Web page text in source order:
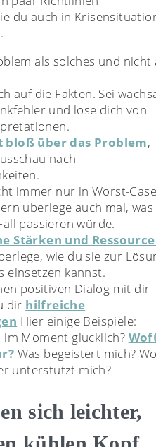
du auch in
als solches und nicht
auf die Fakten. Sei
und löse dich von
bloß über das Problem,
nach
immer nur in Worst-
überlege auch mal,
passieren würde.
Stärken und
wie du sie zur
einsetzen kannst.
positiven Dialog mit dir
dir hilfreiche
Hier einige Beispiele:
Moment glücklich?
Was begeistert mich?
unterstützt mich?
sich leichter,